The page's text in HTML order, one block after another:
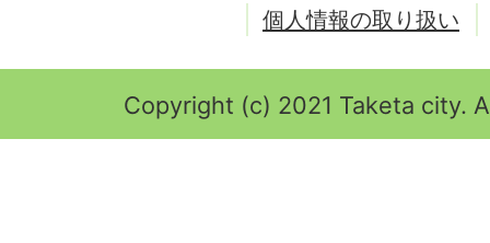
個人情報の取り扱い
Copyright (c) 2021 Taketa city.